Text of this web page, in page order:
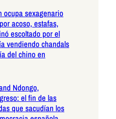
ocupa sexagenario
acoso, estafas,
escoltado por el
vendiendo chandals
del chino en
Ndongo,
el fin de las
que sacudían los